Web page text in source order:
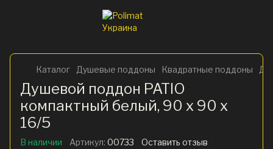
Каталог Душевые поддоны Квадратные поддоны
Душевой поддон PATIO
компактный белый, 90 x 90 х
16/5
В наличии Артикул: 00733 Оставить отзыв